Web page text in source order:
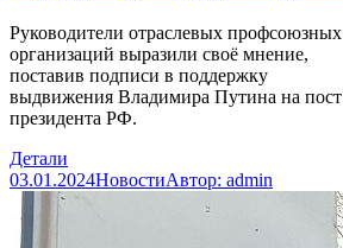
Руководители отраслевых профсоюзных
организаций выразили своё мнение,
поставив подписи в поддержку
выдвижения Владимира Путина на пост
президента РФ.
Детали
03.01.2024НовостиАвтор: admin